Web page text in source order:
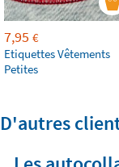
7,95 €
Etiquettes Vêtements
Petites
D'autres